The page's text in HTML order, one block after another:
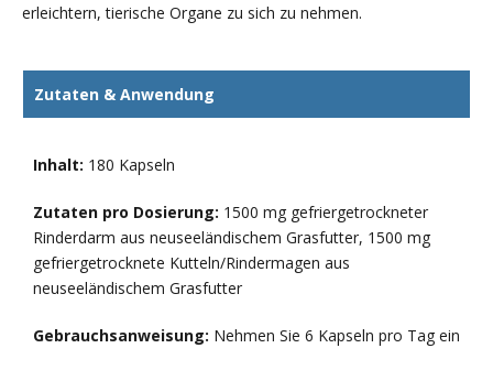
erleichtern, tierische Organe zu sich zu nehmen.
Zutaten & Anwendung
Inhalt: 180 Kapseln
Zutaten pro Dosierung: 1500 mg gefriergetrockneter
Rinderdarm aus neuseeländischem Grasfutter, 1500 mg
gefriergetrocknete Kutteln/Rindermagen aus
neuseeländischem Grasfutter
Gebrauchsanweisung: Nehmen Sie 6 Kapseln pro Tag ein